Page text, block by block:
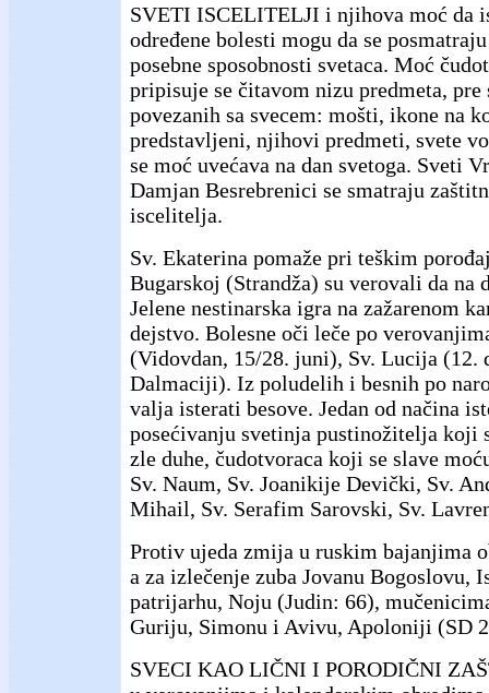
SVETI ISCELITELJI i njihova moć da
određene bolesti mogu da se
posebne sposobnosti svetaca. Moć
pripisuje se čitavom nizu predmeta, pre
povezanih sa svecem: mošti, ikone na
predstavljeni, njihovi predmeti, svete
se moć uvećava na dan svetoga. Sveti
Damjan Besrebrenici se smatraju
iscelitelja.
Sv. Ekaterina pomaže pri teškim
Bugarskoj (Strandža) su verovali da na
Jelene nestinarska igra na zažarenom
dejstvo. Bolesne oči leče po
(Vidovdan, 15/28. juni), Sv. Lucija (12.
Dalmaciji). Iz poludelih i besnih po
valja isterati besove. Jedan od načina
posećivanju svetinja pustinožitelja koji
zle duhe, čudotvoraca koji se slave
Sv. Naum, Sv. Joanikije Devički, Sv.
Mihail, Sv. Serafim Sarovski, Sv.
Protiv ujeda zmija u ruskim bajanjima
a za izlečenje zuba Jovanu Bogoslovu,
patrijarhu, Noju (Judin: 66),
Guriju, Simonu i Avivu, Apoloniji (SD
SVECI KAO LIČNI I PORODIČNI